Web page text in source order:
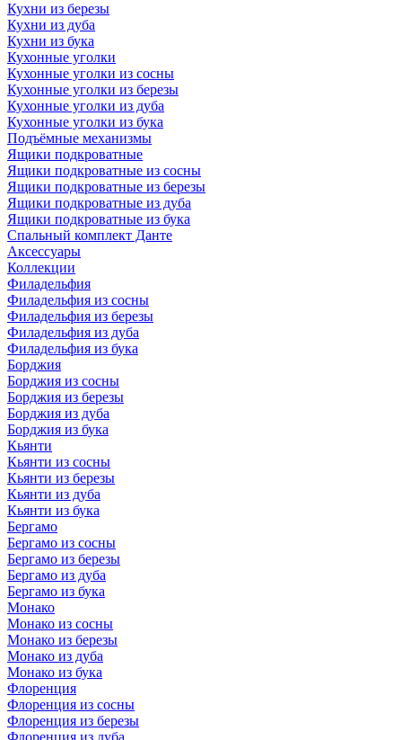
Кухни из березы
Кухни из дуба
Кухни из бука
Кухонные уголки
Кухонные уголки из сосны
Кухонные уголки из березы
Кухонные уголки из дуба
Кухонные уголки из бука
Подъёмные механизмы
Ящики подкроватные
Ящики подкроватные из сосны
Ящики подкроватные из березы
Ящики подкроватные из дуба
Ящики подкроватные из бука
Спальный комплект Данте
Аксессуары
Коллекции
Филадельфия
Филадельфия из сосны
Филадельфия из березы
Филадельфия из дуба
Филадельфия из бука
Борджия
Борджия из сосны
Борджия из березы
Борджия из дуба
Борджия из бука
Кьянти
Кьянти из сосны
Кьянти из березы
Кьянти из дуба
Кьянти из бука
Бергамо
Бергамо из сосны
Бергамо из березы
Бергамо из дуба
Бергамо из бука
Монако
Монако из сосны
Монако из березы
Монако из дуба
Монако из бука
Флоренция
Флоренция из сосны
Флоренция из березы
Флоренция из дуба